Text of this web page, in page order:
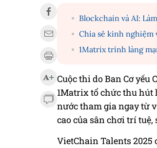
Blockchain và AI:
Chia sẻ kinh nghiệm
1Matrix trình làng
Cuộc thi do Ban Cơ yếu
1Matrix tổ chức thu hút
nước tham gia ngay từ
cao của sân chơi trí
VietChain Talents 2025